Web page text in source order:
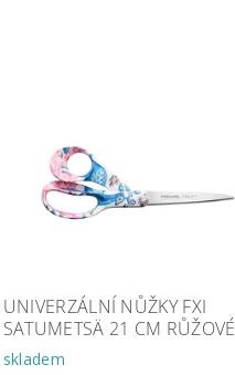
UNIVERZÁLNÍ NŮŽKY FXI
SATUMETSÄ 21 CM RŮŽOVÉ
skladem